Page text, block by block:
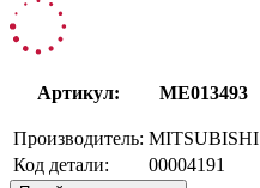
Артикул: ME013493
Производитель: MITSUBISHI
Код детали:
00004191